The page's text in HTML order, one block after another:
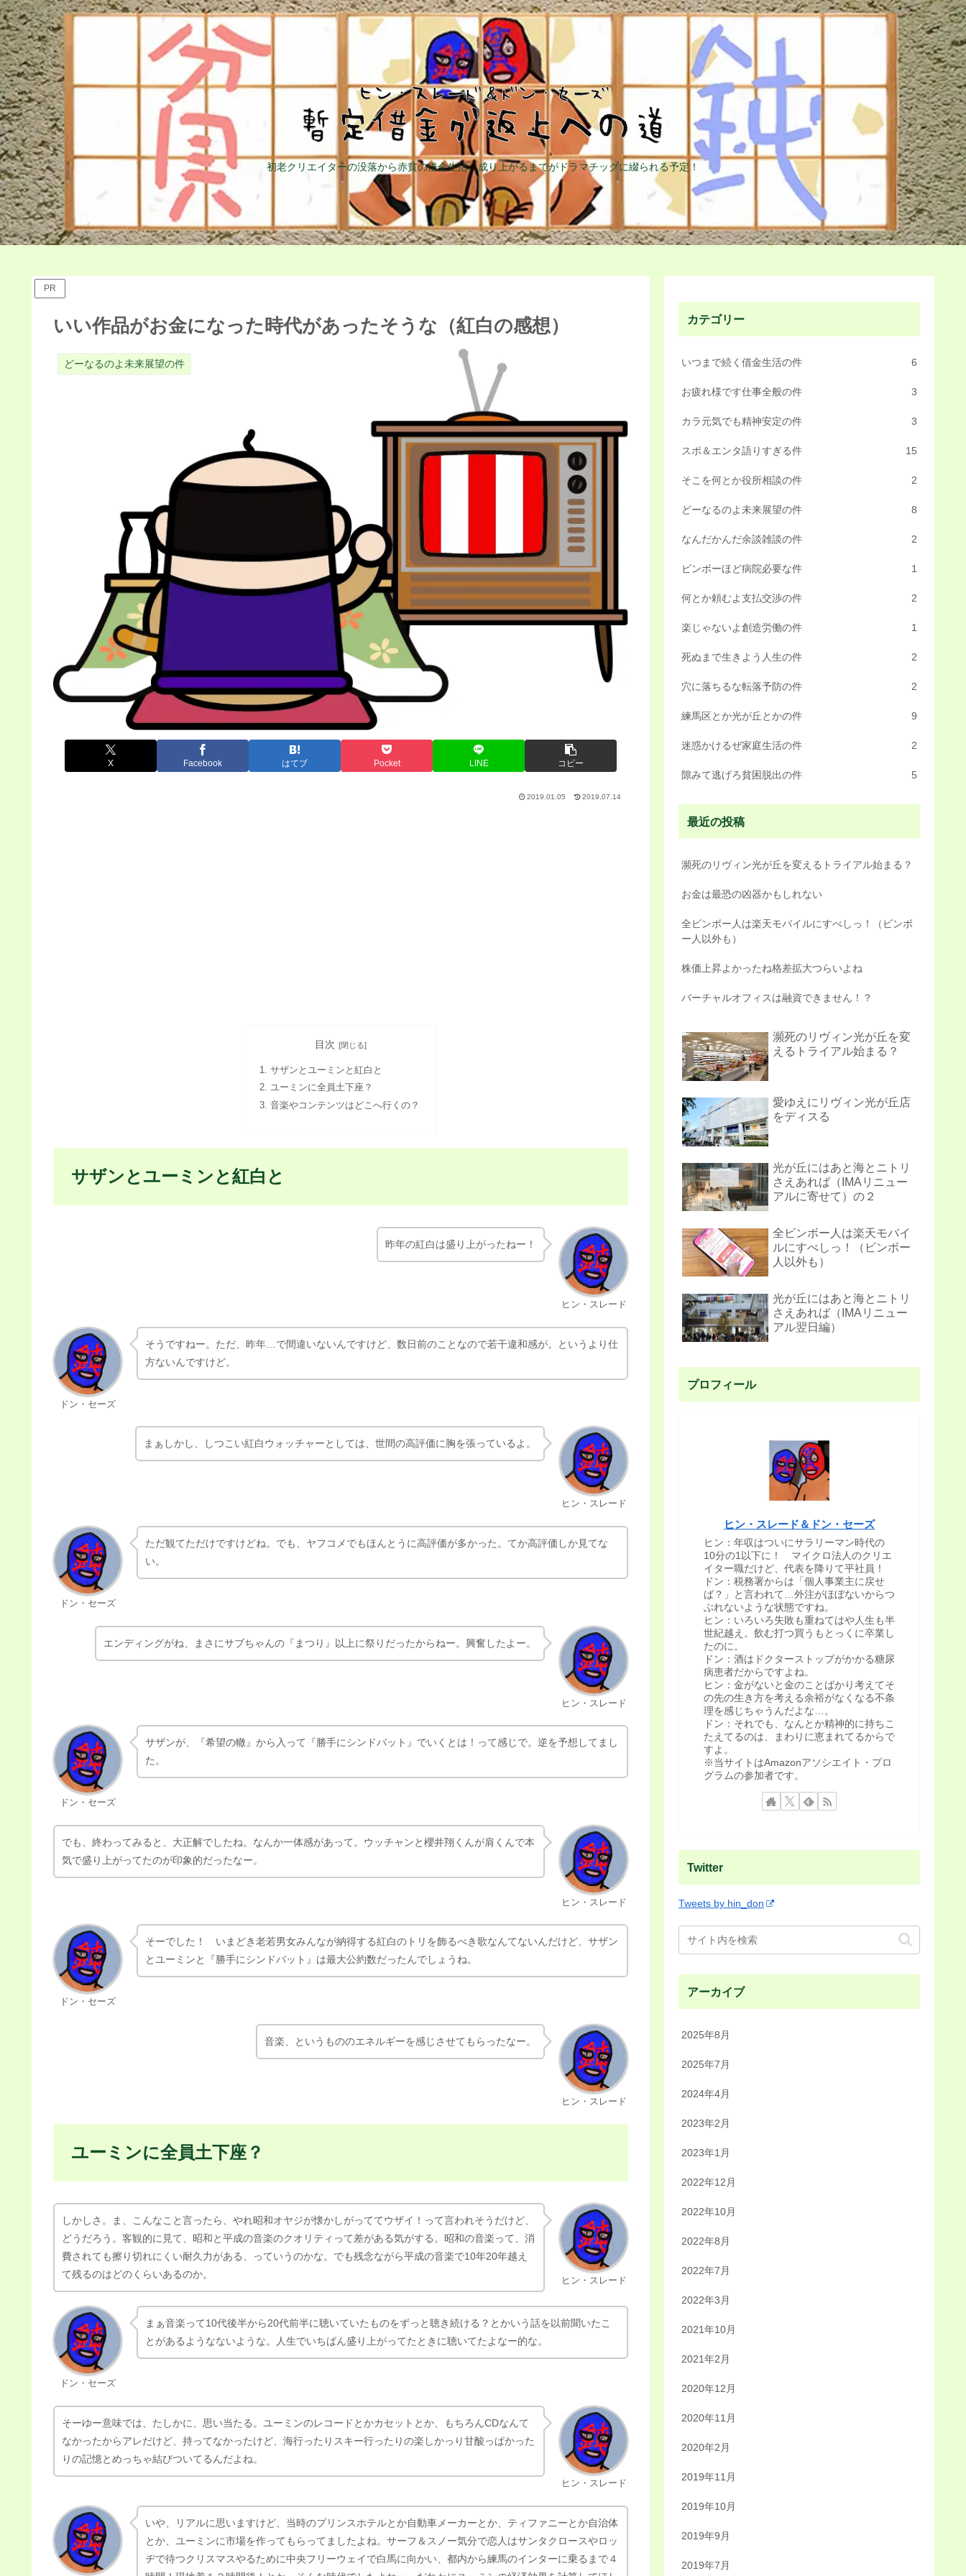
初老クリエイターの没落から赤貧の借金生活、成り上がるまでがドラマチックに綴られる予定！
PR
いい作品がお金になった時代があったそうな（紅白の感想）
どーなるのよ未来展望の件
X Facebook はてブ Pocket LINE コピー
2019.01.05 2019.07.14
目次
サザンとユーミンと紅白と
ユーミンに全員土下座？
音楽やコンテンツはどこへ行くの？
サザンとユーミンと紅白と
ヒン・スレード
昨年の紅白は盛り上がったねー！
ドン・セーズ
そうですねー。ただ、昨年…で間違いないんですけど、数日前のことなので若干違和感が。というより仕
方ないんですけど。
ヒン・スレード
まぁしかし、しつこい紅白ウォッチャーとしては、世間の高評価に胸を張っているよ。
ドン・セーズ
ただ観てただけですけどね。でも、ヤフコメでもほんとうに高評価が多かった。てか高評価しか見てな
い。
ヒン・スレード
エンディングがね、まさにサブちゃんの『まつり』以上に祭りだったからねー。興奮したよー。
ドン・セーズ
サザンが、『希望の轍』から入って『勝手にシンドバット』でいくとは！って感じで。逆を予想してまし
た。
ヒン・スレード
でも、終わってみると、大正解でしたね。なんか一体感があって。ウッチャンと櫻井翔くんが肩くんで本
気で盛り上がってたのが印象的だったなー。
ドン・セーズ
そーでした！ いまどき老若男女みんなが納得する紅白のトリを飾るべき歌なんてないんだけど、サザン
とユーミンと『勝手にシンドバット』は最大公約数だったんでしょうね。
ヒン・スレード
音楽、というもののエネルギーを感じさせてもらったなー。
ユーミンに全員土下座？
ヒン・スレード
しかしさ。ま、こんなこと言ったら、やれ昭和オヤジが懐かしがっててウザイ！って言われそうだけど、
どうだろう。客観的に見て、昭和と平成の音楽のクオリティって差がある気がする。昭和の音楽って、消
費されても擦り切れにくい耐久力がある、っていうのかな。でも残念ながら平成の音楽で10年20年越え
て残るのはどのくらいあるのか。
ドン・セーズ
まぁ音楽って10代後半から20代前半に聴いていたものをずっと聴き続ける？とかいう話を以前聞いたこ
とがあるようなないような。人生でいちばん盛り上がってたときに聴いてたよなー的な。
ヒン・スレード
そーゆー意味では、たしかに、思い当たる。ユーミンのレコードとかカセットとか、もちろんCDなんて
なかったからアレだけど、持ってなかったけど、海行ったりスキー行ったりの楽しかっり甘酸っぱかった
りの記憶とめっちゃ結びついてるんだよね。
いや、リアルに思いますけど、当時のプリンスホテルとか自動車メーカーとか、ティファニーとか自治体
とか、ユーミンに市場を作ってもらってましたよね。サーフ＆スノー気分で恋人はサンタクロースやロッ
ヂで待つクリスマスやるために中央フリーウェイで白馬に向かい、都内から練馬のインターに乗るまで４
カテゴリー
いつまで続く借金生活の件 6
お疲れ様です仕事全般の件 3
カラ元気でも精神安定の件 3
スポ＆エンタ語りすぎる件 15
そこを何とか役所相談の件 2
どーなるのよ未来展望の件 8
なんだかんだ余談雑談の件 2
ビンボーほど病院必要な件 1
何とか頼むよ支払交渉の件 2
楽じゃないよ創造労働の件 1
死ぬまで生きよう人生の件 2
穴に落ちるな転落予防の件 2
練馬区とか光が丘とかの件 9
迷惑かけるぜ家庭生活の件 2
隙みて逃げろ貧困脱出の件 5
最近の投稿
瀕死のリヴィン光が丘を変えるトライアル始まる？
お金は最恐の凶器かもしれない
全ビンボー人は楽天モバイルにすべしっ！（ビンボ
ー人以外も）
株価上昇よかったね格差拡大つらいよね
バーチャルオフィスは融資できません！？
瀕死のリヴィン光が丘を変
えるトライアル始まる？
愛ゆえにリヴィン光が丘店
をディスる
光が丘にはあと海とニトリ
さえあれば（IMAリニュー
アルに寄せて）の２
全ビンボー人は楽天モバイ
ルにすべしっ！（ビンボー
人以外も）
光が丘にはあと海とニトリ
さえあれば（IMAリニュー
アル翌日編）
プロフィール
ヒン・スレード＆ドン・セーズ
ヒン：年収はついにサラリーマン時代の
10分の1以下に！ マイクロ法人のクリエ
イター職だけど、代表を降りて平社員！
ドン：税務署からは「個人事業主に戻せ
ば？」と言われて…外注がほぼないからつ
ぶれないような状態ですね。
ヒン：いろいろ失敗も重ねてはや人生も半
世紀越え。飲む打つ買うもとっくに卒業し
たのに。
ドン：酒はドクターストップがかかる糖尿
病患者だからですよね。
ヒン：金がないと金のことばかり考えてそ
の先の生き方を考える余裕がなくなる不条
理を感じちゃうんだよな…。
ドン：それでも、なんとか精神的に持ちこ
たえてるのは、まわりに恵まれてるからで
すよ。
※当サイトはAmazonアソシエイト・プロ
グラムの参加者です。
Twitter
Tweets by hin_don
アーカイブ
2025年8月
2025年7月
2024年4月
2023年2月
2023年1月
2022年12月
2022年10月
2022年8月
2022年7月
2022年3月
2021年10月
2021年2月
2020年12月
2020年11月
2020年2月
2019年11月
2019年10月
2019年9月
2019年7月